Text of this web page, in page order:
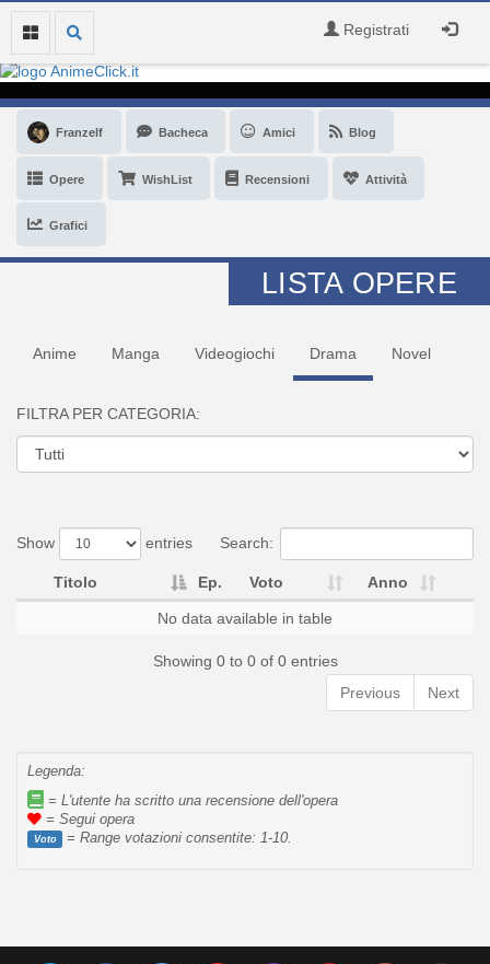
Registrati
Franzelf Bacheca Amici Blog
Opere WishList Recensioni Attività
Grafici
LISTA OPERE
Anime Manga Videogiochi Drama Novel
FILTRA PER CATEGORIA:
Show entries Search:
Titolo Ep. Voto Anno
No data available in table
Showing 0 to 0 of 0 entries
Previous
Next
Legenda:
= L'utente ha scritto una recensione dell'opera
= Segui opera
Voto = Range votazioni consentite: 1-10.